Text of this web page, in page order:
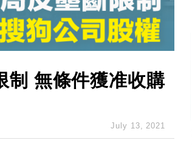
制 無條件獲准收購
July 13, 2021